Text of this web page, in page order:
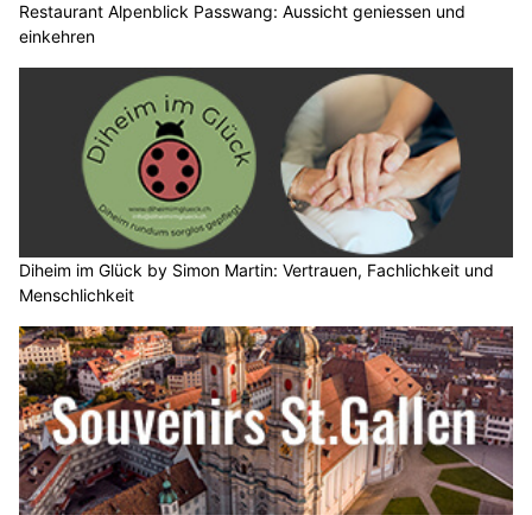
Restaurant Alpenblick Passwang: Aussicht geniessen und
einkehren
Diheim im Glück by Simon Martin: Vertrauen, Fachlichkeit und
Menschlichkeit